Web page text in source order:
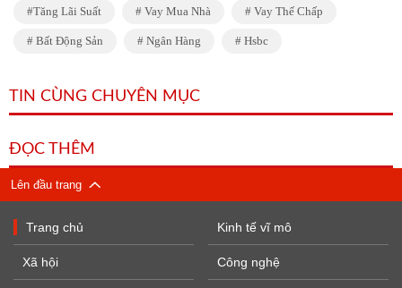
Tăng Lãi Suất Vay Mua Nhà Vay Thế Chấp
Bất Động Sản Ngân Hàng Hsbc
TIN CÙNG CHUYÊN MỤC
ĐỌC THÊM
Lên đầu trang
Trang chủ
Xã hội
Kinh tế vĩ mô
Công nghệ